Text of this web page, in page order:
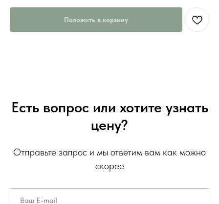
Положить в корзину
Есть вопрос или хотите узнать
цену?
Отправьте запрос и мы ответим вам как можно
скорее